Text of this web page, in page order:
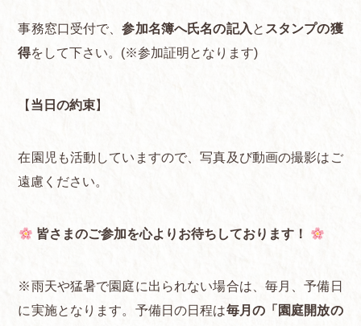
事務窓口受付で、参加名簿へ氏名の記入 と スタンプの獲
得をして下さい。(※参加証明となります)
【 当日の約束】
在園児も活動していますので、写真及び動画の撮影はご
遠慮ください。
皆さまのご参加を心よりお待ちしております！
※雨天や猛暑で園庭に出られない場合は、毎月、予備日
に実施となります。予備日の日程は毎月の「園庭開放の